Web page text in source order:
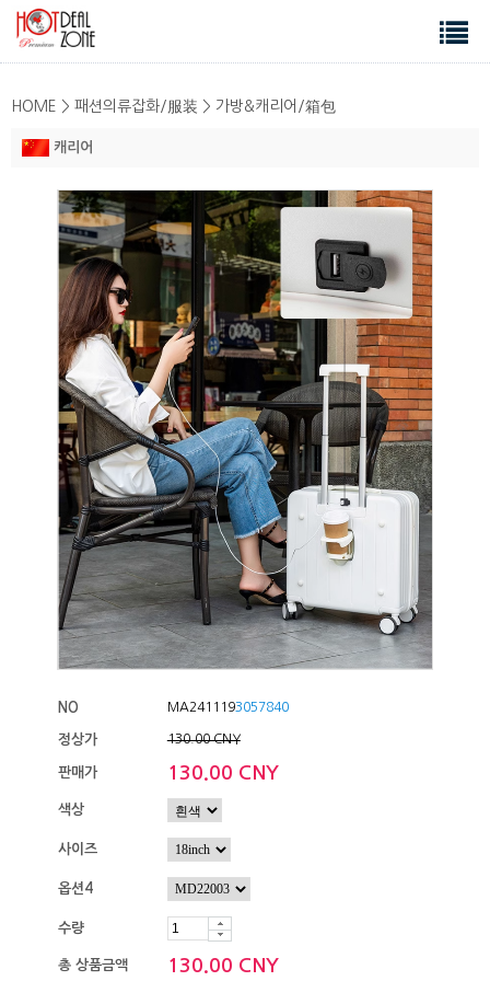
HOME > 패션의류잡화/服装 > 가방&캐리어/箱包
캐리어
NO MA2411193057840
정상가 130.00 CNY
판매가 130.00 CNY
색상
사이즈
옵션4
수량
총 상품금액 130.00 CNY